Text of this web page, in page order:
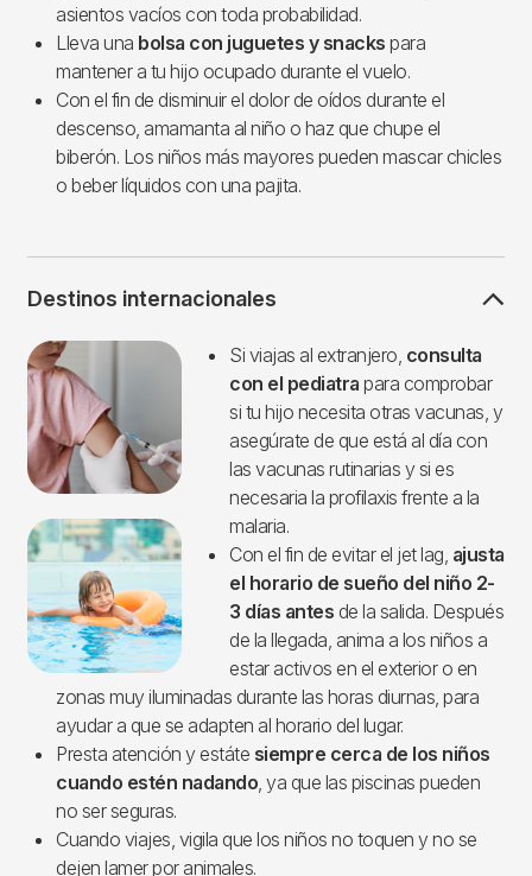
asientos vacíos con toda probabilidad.
Lleva una bolsa con juguetes y snacks para
mantener a tu hijo ocupado durante el vuelo.
Con el fin de disminuir el dolor de oídos durante el
descenso, amamanta al niño o haz que chupe el
biberón. Los niños más mayores pueden mascar chicles
o beber líquidos con una pajita.
Destinos internacionales
Imagen Si viajas al extranjero, consulta
con el pediatra para comprobar
si tu hijo necesita otras vacunas, y
asegúrate de que está al día con
las vacunas rutinarias y si es
necesaria la profilaxis frente a la
malaria.
Con el fin de evitar el jet lag, ajusta
el horario de sueño del niño 2-
3 días antes de la salida. Después
de la llegada, anima a los niños a
estar activos en el exterior o en
zonas muy iluminadas durante las horas diurnas, para
ayudar a que se adapten al horario del lugar.
Presta atención y estáte siempre cerca de los niños
cuando estén nadando , ya que las piscinas pueden
no ser seguras.
Cuando viajes, vigila que los niños no toquen y no se
dejen lamer por animales.